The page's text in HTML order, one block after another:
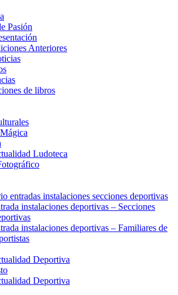
Pasión
Anteriores
de libros
Ludoteca
entradas instalaciones secciones deportivas
instalaciones deportivas – Secciones
instalaciones deportivas – Familiares de
Deportiva
Deportiva